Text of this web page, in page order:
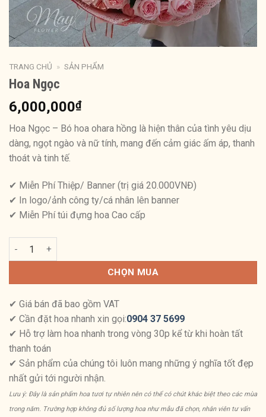
TRANG CHỦ » SẢN PHẨM
Hoa Ngọc
6,000,000₫
Hoa Ngọc – Bó hoa ohara hồng là hiện thân của tình yêu dịu
dàng, ngọt ngào và nữ tính, mang đến cảm giác ấm áp, thanh
thoát và tinh tế.
✔ Miễn Phí Thiệp/ Banner (trị giá 20.000VNĐ)
✔ In logo/ảnh công ty/cá nhân lên banner
✔ Miễn Phí túi đựng hoa Cao cấp
Hoa Ngọc số lượng
CHỌN MUA
✔ Giá bán đã bao gồm VAT
✔ Cần đặt hoa nhanh xin gọi:0904 37 5699
✔ Hỗ trợ làm hoa nhanh trong vòng 30p kể từ khi hoàn tất
thanh toán
✔ Sản phẩm của chúng tôi luôn mang những ý nghĩa tốt đẹp
nhất gửi tới người nhận.
Lưu ý: Đây là sản phẩm hoa tươi tự nhiên nên có thể có chút khác biệt theo các mùa
trong năm. Trường hợp không đủ số lượng hoa như mẫu đã chọn, nhân viên tư vấn